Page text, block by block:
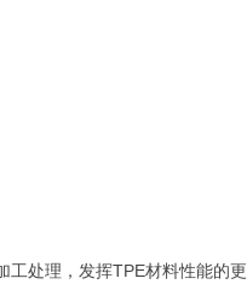
工处理，发挥TPE材料性能的